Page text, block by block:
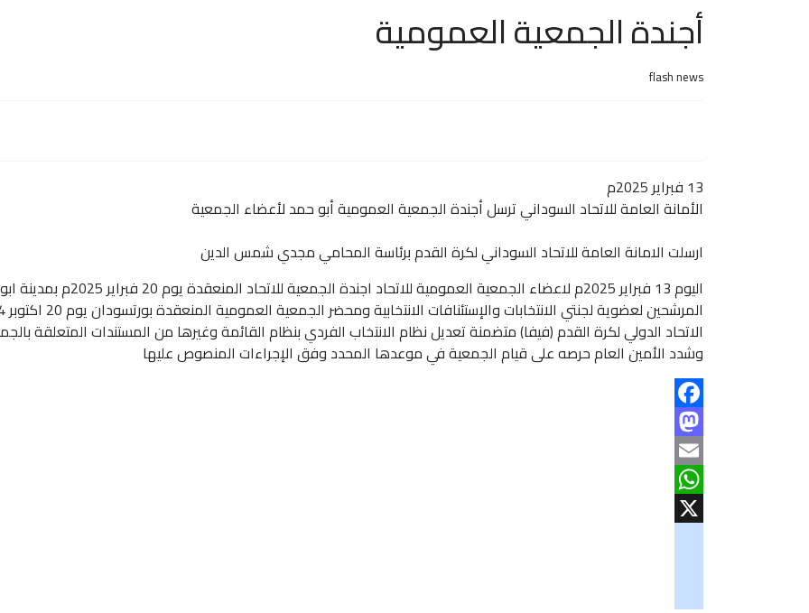
أجندة الجمعية العمومية
flash news
13 فبراير 2025م
الأمانة العامة للاتحاد السوداني ترسل أجندة الجمعية العمومية أبو حمد لأعضاء الجمعية
ارسلت الامانة العامة للاتحاد السوداني لكرة القدم برئاسة المحامي مجدي شمس الدين
اليوم 13 فبراير 2025م لاعضاء
الاتحاد الدولي لكرة القدم (فيفا) متضمنة تعديل نظام الانتخاب الفردي بنظام القائمة وغيرها من المستندات المتعلقة
وشدد الأمين العام حرصه على قيام الجمعية في موعدها المحدد وفق الإجراءات المنصوص عليها
Facebook
Mastodon
Email
WhatsApp